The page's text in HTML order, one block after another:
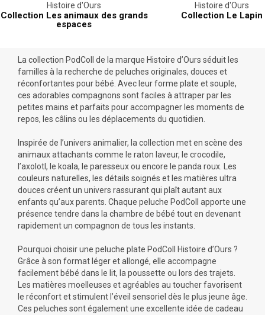
Histoire d'Ours
Collection Les animaux des grands
espaces
Histoire d'Ours
Collection Le Lapin
La collection PodColl de la marque Histoire d’Ours séduit les
familles à la recherche de peluches originales, douces et
réconfortantes pour bébé. Avec leur forme plate et souple,
ces adorables compagnons sont faciles à attraper par les
petites mains et parfaits pour accompagner les moments de
repos, les câlins ou les déplacements du quotidien.
Inspirée de l’univers animalier, la collection met en scène des
animaux attachants comme le raton laveur, le crocodile,
l’axolotl, le koala, le paresseux ou encore le panda roux. Les
couleurs naturelles, les détails soignés et les matières ultra
douces créent un univers rassurant qui plaît autant aux
enfants qu’aux parents. Chaque peluche PodColl apporte une
présence tendre dans la chambre de bébé tout en devenant
rapidement un compagnon de tous les instants.
Pourquoi choisir une peluche plate PodColl Histoire d’Ours ?
Grâce à son format léger et allongé, elle accompagne
facilement bébé dans le lit, la poussette ou lors des trajets.
Les matières moelleuses et agréables au toucher favorisent
le réconfort et stimulent l’éveil sensoriel dès le plus jeune âge.
Ces peluches sont également une excellente idée de cadeau